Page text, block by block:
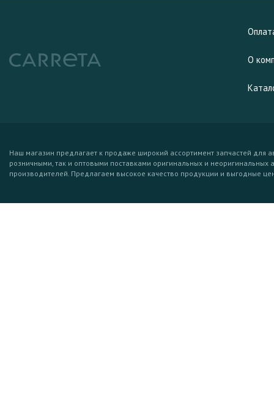
О
Наш магазин предлагает к продаже широкий ассортимент запчастей для
розничными, так и оптовыми поставками оригинальных и неоригинальных
производителей. Предлагаем высокое качество продукции и выгодные